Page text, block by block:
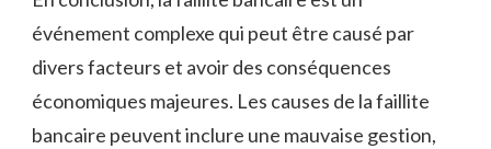
événement complexe qui peut être causé par
divers facteurs et avoir des conséquences
économiques majeures. Les causes de la faillite
bancaire peuvent inclure une mauvaise gestion,